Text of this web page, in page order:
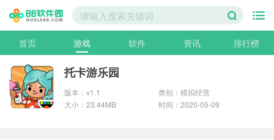
首页 游戏 软件 资讯 排行榜
托卡游乐园
版本：v1.1
类别：模拟经营
大小：23.44MB
时间：2020-05-09